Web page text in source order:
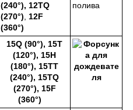
(240°), 12TQ
(270°), 12F
(360°)
15Q (90°), 15Т
(120°), 15H
(180°), 15TT
(240°), 15TQ
(270°), 15F
(360°)